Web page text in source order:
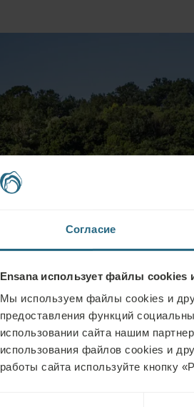
Согласие
Ensana использует файлы cookies
Мы используем файлы cookies и
предоставления функций
использовании сайта нашим
использования файлов cookies и
работы сайта используйте кнопку